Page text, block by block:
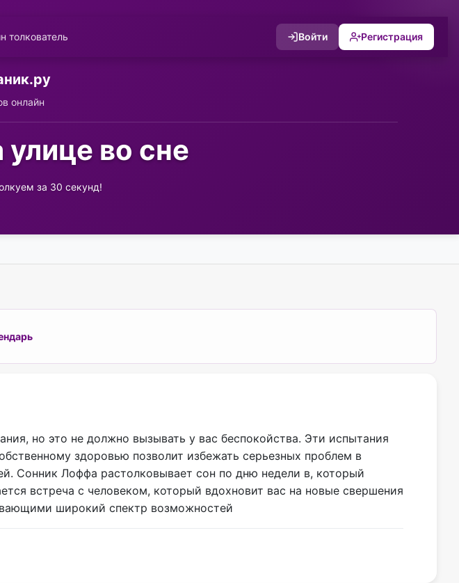
толкователь Войти Регистрация
онлайн
во сне
за 30 секунд!
но это не должно вызывать у вас беспокойства. Эти испытания
здоровью позволит избежать серьезных проблем в
Сонник Лоффа растолковывает сон по дню недели в, который
встреча с человеком, который вдохновит вас на новые свершения
широкий спектр возможностей